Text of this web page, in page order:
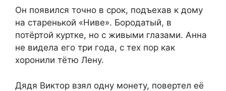
Он появился точно в срок, подъехав к дому
на старенькой «Ниве». Бородатый, в
потёртой куртке, но с живыми глазами. Анна
не видела его три года, с тех пор как
хоронили тётю Лену.
Дядя Виктор взял одну монету, повертел её